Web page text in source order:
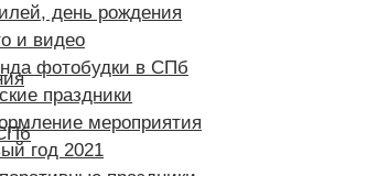
день рождения
и видео
фотобудки в СПб
праздники
мероприятия
год 2021